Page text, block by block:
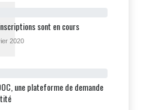
sont en cours
2020
une plateforme de demande